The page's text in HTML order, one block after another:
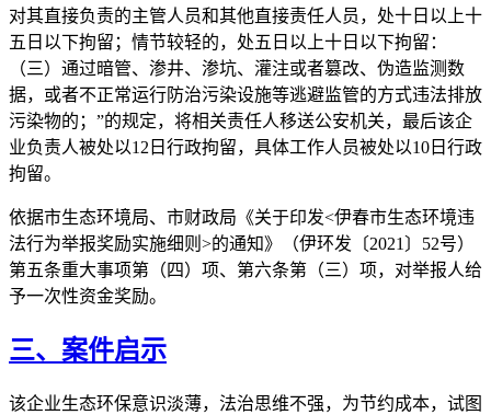
对其直接负责的主管人员和其他直接责任人员，处十日以上十
五日以下拘留；情节较轻的，处五日以上十日以下拘留：
（三）通过暗管、渗井、渗坑、灌注或者篡改、伪造监测数
据，或者不正常运行防治污染设施等逃避监管的方式违法排放
污染物的；”的规定，将相关责任人移送公安机关，最后该企
业负责人被处以12日行政拘留，具体工作人员被处以10日行政
拘留。
依据市生态环境局、市财政局《关于印发<伊春市生态环境违
法行为举报奖励实施细则>的通知》（伊环发〔2021〕52号）
第五条重大事项第（四）项、第六条第（三）项，对举报人给
予一次性资金奖励。
三、案件启示
该企业生态环保意识淡薄，法治思维不强，为节约成本，试图